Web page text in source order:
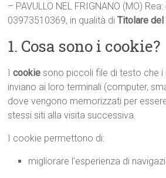
– PAVULLO NEL FRIGNANO (MO)
03973510369, in qualità diTitolare
1. Cosa sono i cookie?
Icookie sono piccoli file di testo che i
inviano ai loro terminali (computer,
dove vengono memorizzati per
stessi siti alla visita successiva.
I cookie permettono di:
migliorare l’esperienza di